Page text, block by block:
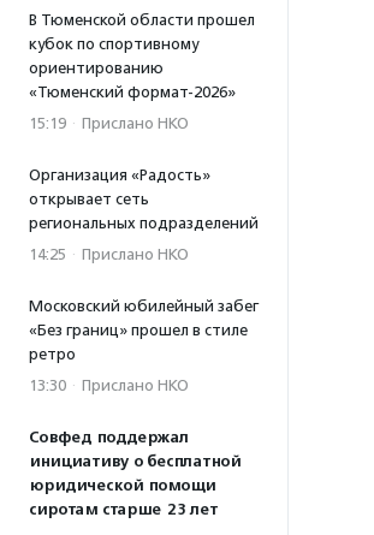
В Тюменской области прошел
кубок по спортивному
ориентированию
«Тюменский формат-2026»
15:19 · Прислано НКО
Организация «Радость»
открывает сеть
региональных подразделений
14:25 · Прислано НКО
Московский юбилейный забег
«Без границ» прошел в стиле
ретро
13:30 · Прислано НКО
Совфед поддержал
инициативу о бесплатной
юридической помощи
сиротам старше 23 лет